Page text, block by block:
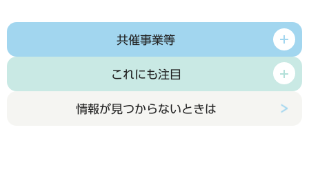
共催事業等
これにも注目
情報が見つからないときは